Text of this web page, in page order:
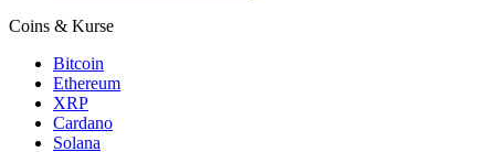
Coins & Kurse
Bitcoin
Ethereum
XRP
Cardano
Solana